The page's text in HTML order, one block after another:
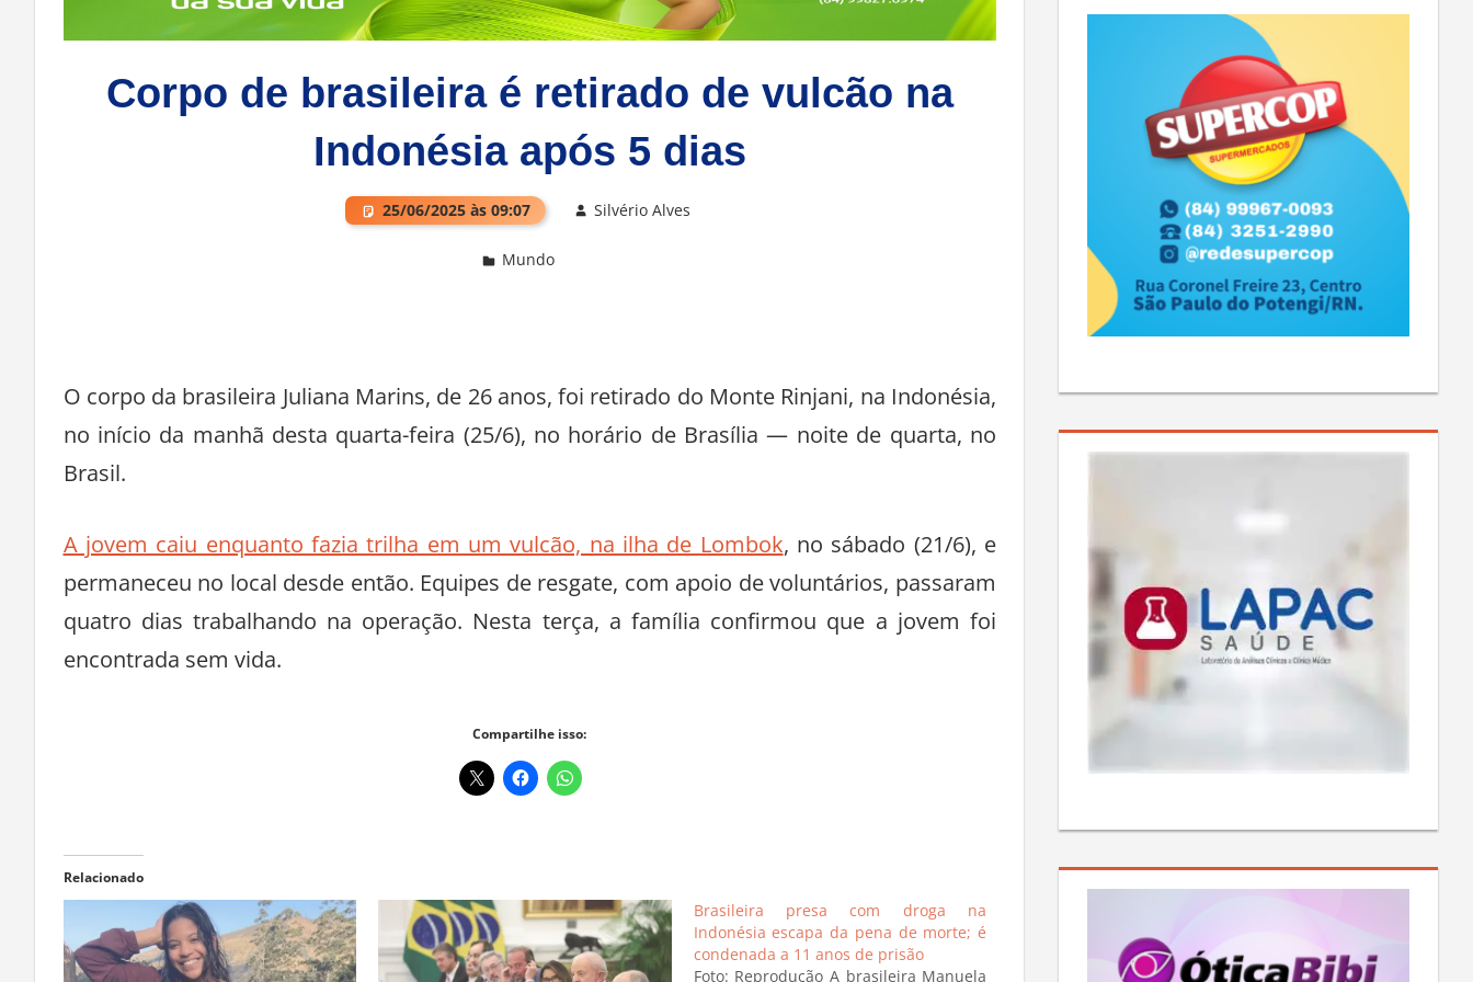
Corpo de brasileira é retirado de vulcão na
Indonésia após 5 dias
25/06/2025 às 09:07 Silvério Alves
Mundo
O corpo da brasileira Juliana Marins, de 26 anos, foi retirado do Monte Rinjani, na Indonésia,
no início da manhã desta quarta-feira (25/6), no horário de Brasília — noite de quarta, no
Brasil.
A jovem caiu enquanto fazia trilha em um vulcão, na ilha de Lombok, no sábado (21/6), e
permaneceu no local desde então. Equipes de resgate, com apoio de voluntários, passaram
quatro dias trabalhando na operação. Nesta terça, a família confirmou que a jovem foi
encontrada sem vida.
Compartilhe isso:
Relacionado
Brasileira presa com droga na
Indonésia escapa da pena de morte; é
condenada a 11 anos de prisão
Foto: Reprodução A brasileira Manuela